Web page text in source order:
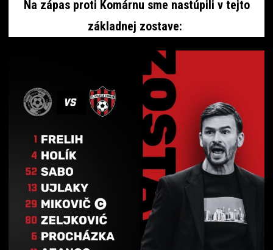
Na zápas proti Komárnu sme nastúpili v tejto
základnej zostave: